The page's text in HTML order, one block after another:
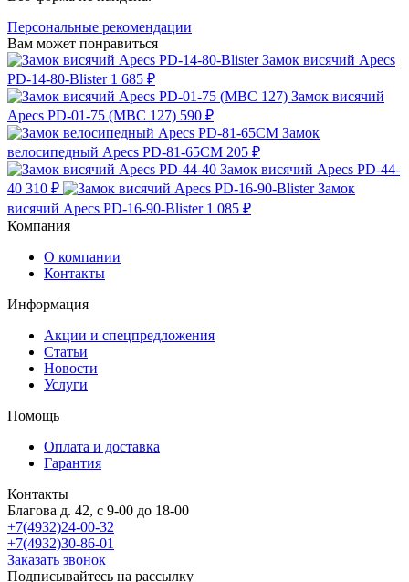
Персональные рекомендации
Вам может понравиться
Замок висячий Apecs
PD-14-80-Blister 1 685 ₽
Замок висячий
Apecs PD-01-75 (МВС 127) 590 ₽
Замок
велосипедный Apecs PD-81-65CM 205 ₽
Замок висячий Apecs PD-44-
40 310 ₽
Замок
висячий Apecs PD-16-90-Blister 1 085 ₽
Компания
О компании
Контакты
Информация
Акции и спецпредложения
Статьи
Новости
Услуги
Помощь
Оплата и доставка
Гарантия
Контакты
Благова д. 42, с 9-00 до 18-00
+7(4932)24-00-32
+7(4932)30-86-01
Заказать звонок
Подписывайтесь на рассылку